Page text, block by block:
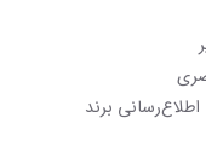
برند